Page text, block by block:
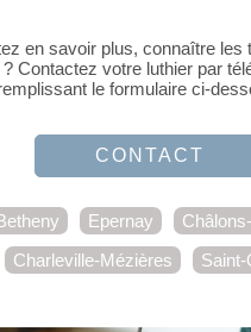
en savoir plus, connaître les
Contactez votre luthier par
le formulaire ci-
CONTACT
Epernay
Charleville-Mézières Saint-